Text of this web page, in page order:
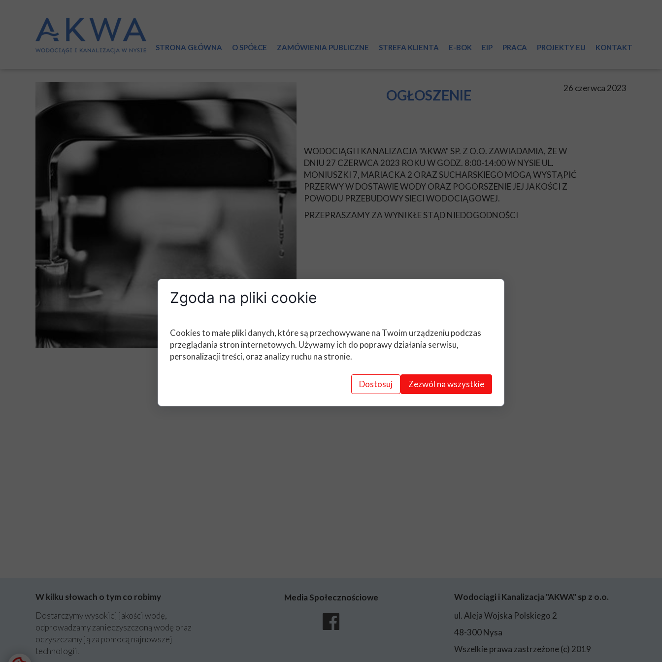
26 czerwca 2023
WODOCIĄGI I KANALIZACJA "AKWA" SP. Z O.O. ZAWIADAMIA, ŻE W
DNIU 27 CZERWCA 2023 ROKU W GODZ. 8:00-14:00 W NYSIE UL.
MONIUSZKI 7, MARIACKA 2 ORAZ SUCHARSKIEGO MOGĄ WYSTĄPIĆ
PRZERWY W DOSTAWIE WODY ORAZ POGORSZENIE JEJ JAKOŚCI Z
POWODU PRZEBUDOWY SIECI WODOCIĄGOWEJ.
PRZEPRASZAMY ZA WYNIKŁE STĄD NIEDOGODNOŚCI
OGŁOSZENIE
STRONA GŁÓWNA O SPÓŁCE
Certyfikaty
Laboratorium
Światowy Dzień Wody
ZAMÓWIENIA PUBLICZNE STREFA KLIENTA
Zmiany umowy
Regulamin Spółki
RODO
Druki do pobrania
Taryfy i cenniki
E-BOK EIP PRACA PROJEKTY EU KONTAKT
Wodociągi i Kanalizacja "AKWA" sp z o.o.
ul. Aleja Wojska Polskiego 2
48-300 Nysa
Wszelkie prawa zastrzeżone (c) 2019
Dostarczymy wysokiej jakości wodę,
odprowadzamy zanieczyszczoną wodę oraz
oczyszczamy ją za pomocą najnowszej
technologii.
W kilku słowach o tym co robimy Media Społecznościowe
Zgoda na pliki cookie
Cookies to małe pliki danych, które są przechowywane na Twoim urządzeniu podczas
przeglądania stron internetowych. Używamy ich do poprawy działania serwisu,
personalizacji treści, oraz analizy ruchu na stronie.
Dostosuj Zezwól na wszystkie